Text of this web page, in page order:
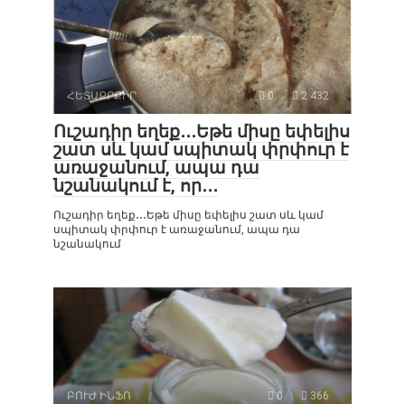
ՀԵՏԱՔՐՔԻՐ 0 2 432
Ուշադիր եղեք․․․Եթե միսը եփելիս
շատ սև կամ սպիտակ փրփուր է
առաջանում, ապա դա
նշանակում է, որ․․․
Ուշադիր եղեք․․․Եթե միսը եփելիս շատ սև կամ
սպիտակ փրփուր է առաջանում, ապա դա
նշանակում
ԲՈՒԺ ԻՆՖՈ 0 366